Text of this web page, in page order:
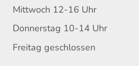
Mittwoch 12-16 Uhr
Donnerstag 10-14 Uhr
Freitag geschlossen